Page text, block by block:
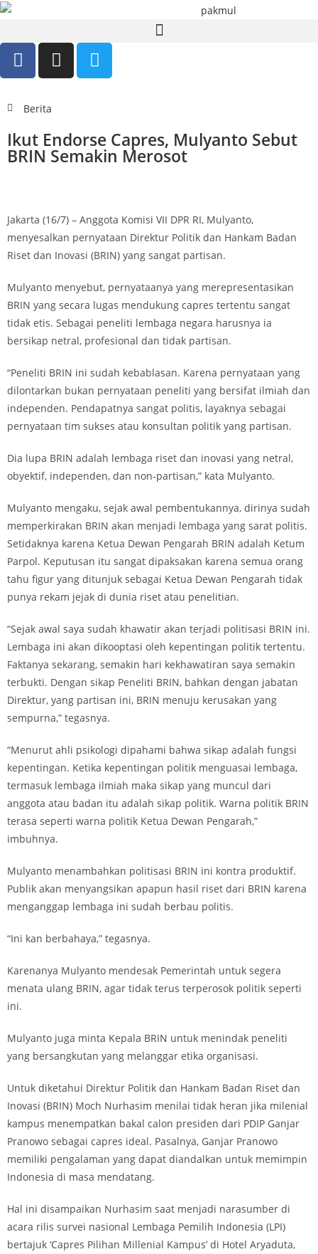
Berita
Ikut Endorse Capres, Mulyanto Sebut
BRIN Semakin Merosot
Jakarta (16/7) – Anggota Komisi VII DPR RI, Mulyanto,
menyesalkan pernyataan Direktur Politik dan Hankam Badan
Riset dan Inovasi (BRIN) yang sangat partisan.
Mulyanto menyebut, pernyataanya yang merepresentasikan
BRIN yang secara lugas mendukung capres tertentu sangat
tidak etis. Sebagai peneliti lembaga negara harusnya ia
bersikap netral, profesional dan tidak partisan.
“Peneliti BRIN ini sudah kebablasan. Karena pernyataan yang
dilontarkan bukan pernyataan peneliti yang bersifat ilmiah dan
independen. Pendapatnya sangat politis, layaknya sebagai
pernyataan tim sukses atau konsultan politik yang partisan.
Dia lupa BRIN adalah lembaga riset dan inovasi yang netral,
obyektif, independen, dan non-partisan,” kata Mulyanto.
Mulyanto mengaku, sejak awal pembentukannya, dirinya sudah
memperkirakan BRIN akan menjadi lembaga yang sarat politis.
Setidaknya karena Ketua Dewan Pengarah BRIN adalah Ketum
Parpol. Keputusan itu sangat dipaksakan karena semua orang
tahu figur yang ditunjuk sebagai Ketua Dewan Pengarah tidak
punya rekam jejak di dunia riset atau penelitian.
“Sejak awal saya sudah khawatir akan terjadi politisasi BRIN ini.
Lembaga ini akan dikooptasi oleh kepentingan politik tertentu.
Faktanya sekarang, semakin hari kekhawatiran saya semakin
terbukti. Dengan sikap Peneliti BRIN, bahkan dengan jabatan
Direktur, yang partisan ini, BRIN menuju kerusakan yang
sempurna,” tegasnya.
“Menurut ahli psikologi dipahami bahwa sikap adalah fungsi
kepentingan. Ketika kepentingan politik menguasai lembaga,
termasuk lembaga ilmiah maka sikap yang muncul dari
anggota atau badan itu adalah sikap politik. Warna politik BRIN
terasa seperti warna politik Ketua Dewan Pengarah,”
imbuhnya.
Mulyanto menambahkan politisasi BRIN ini kontra produktif.
Publik akan menyangsikan apapun hasil riset dari BRIN karena
menganggap lembaga ini sudah berbau politis.
“Ini kan berbahaya,” tegasnya.
Karenanya Mulyanto mendesak Pemerintah untuk segera
menata ulang BRIN, agar tidak terus terperosok politik seperti
ini.
Mulyanto juga minta Kepala BRIN untuk menindak peneliti
yang bersangkutan yang melanggar etika organisasi.
Untuk diketahui Direktur Politik dan Hankam Badan Riset dan
Inovasi (BRIN) Moch Nurhasim menilai tidak heran jika milenial
kampus menempatkan bakal calon presiden dari PDIP Ganjar
Pranowo sebagai capres ideal. Pasalnya, Ganjar Pranowo
memiliki pengalaman yang dapat diandalkan untuk memimpin
Indonesia di masa mendatang.
Hal ini disampaikan Nurhasim saat menjadi narasumber di
acara rilis survei nasional Lembaga Pemilih Indonesia (LPI)
bertajuk ‘Capres Pilihan Millenial Kampus’ di Hotel Aryaduta,